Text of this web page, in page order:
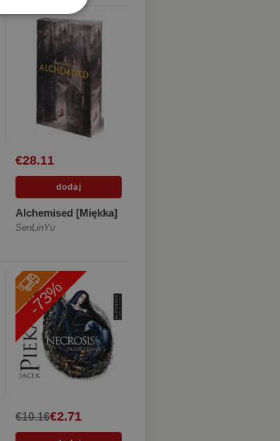
€28.11
Alchemised [Miękka]
SenLinYu
-73%
€2.71
€10.16